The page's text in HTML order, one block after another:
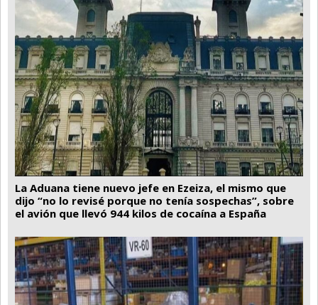
La Aduana tiene nuevo jefe en Ezeiza, el mismo que
dijo “no lo revisé porque no tenía sospechas”, sobre
el avión que llevó 944 kilos de cocaína a España